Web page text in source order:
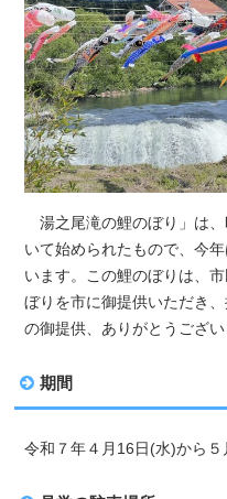
湯之尾滝の鯉のぼり」は
いて始められたもので、今
います。この鯉のぼりは、
ぼりを市に御提供いただき
の御提供、ありがとうござい
期間
令和７年４月16日(水)から